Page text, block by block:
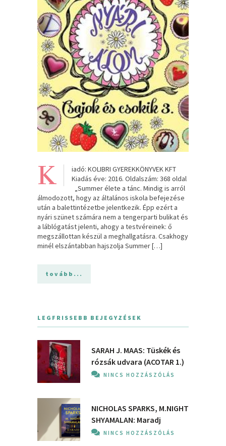
K
iadó: KOLIBRI GYEREKKÖNYVEK KFT
Kiadás éve: 2016. Oldalszám: 368 oldal
„Summer élete a tánc. Mindig is arról
álmodozott, hogy az általános iskola befejezése
után a balettintézetbe jelentkezik. Épp ezért a
nyári szünet számára nem a tengerparti bulikat és
a láblógatást jelenti, ahogy a testvéreinek: ő
megszállottan készül a meghallgatásra. Csakhogy
minél elszántabban hajszolja Summer […]
tovább...
LEGFRISSEBB BEJEGYZÉSEK
SARAH J. MAAS: Tüskék és
rózsák udvara (ACOTAR 1.)
NINCS HOZZÁSZÓLÁS
NICHOLAS SPARKS, M.NIGHT
SHYAMALAN: Maradj
NINCS HOZZÁSZÓLÁS